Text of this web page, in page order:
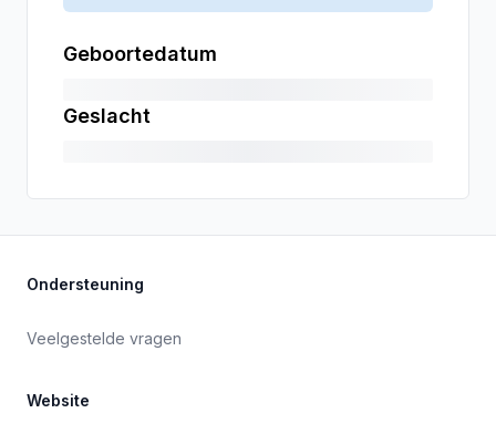
Geboortedatum
Geslacht
Ondersteuning
Veelgestelde vragen
Website